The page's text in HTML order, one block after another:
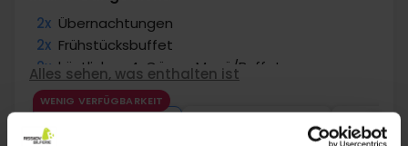
2x Übernachtungen
2x Frühstücksbuffet
2x köstliches 4-Gänge Menü/Buffet
2x Gratis Kaffee/Tee am Nachmittag
∞ Gratis Parken
Alles sehen, was enthalten ist
WENIG VERFÜGBARKEIT
Aug 173,-
Gesamt 346,-
Okt